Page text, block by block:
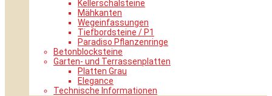
Kellerschalsteine
Mähkanten
Wegeinfassungen
Tiefbordsteine / P1
Paradiso Pflanzenringe
Betonblocksteine
Garten- und Terrassenplatten
Platten Grau
Elegance
Technische Informationen